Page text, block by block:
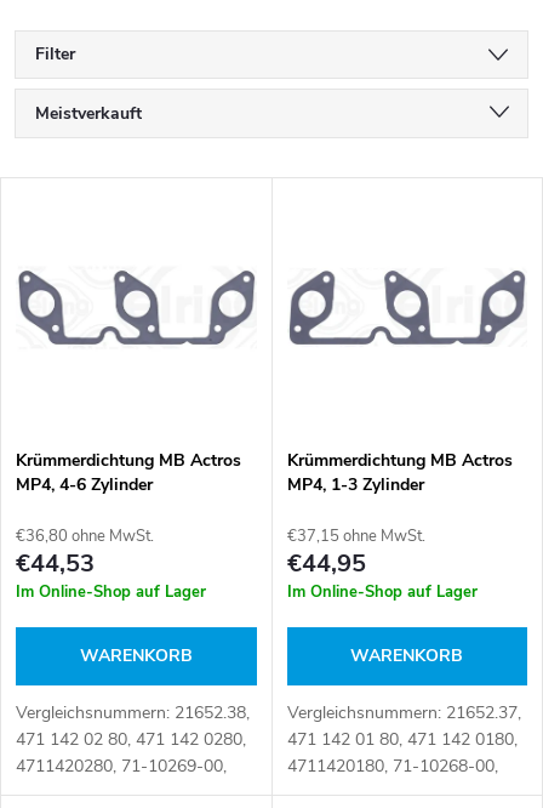
Filter
P
r
d
t
s
o
t
i
Meistverkauft
i
s
e
d
e
r
P
r
Krümmerdichtung MB Actros
MP4, 4-6 Zylinder
€36,80 ohne MwSt.
€44,53
Im Online-Shop auf Lager
WARENKORB
Vergleichsnummern: 21652.38,
471 142 02 80, 471 142 0280,
4711420280, 71-10269-00,
906.790, 906790, A 471 142
Krümmerdichtung MB Actros
MP4, 1-3 Zylinder
€37,15 ohne MwSt.
€44,95
Im Online-Shop auf Lager
WARENKORB
Vergleichsnummern: 21652.37,
471 142 01 80, 471 142 0180,
4711420180, 71-10268-00,
906.780, 906780, A 471 142